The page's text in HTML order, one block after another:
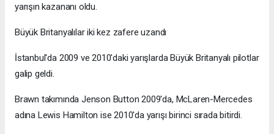
yarışın kazananı oldu.
Büyük Britanyalılar iki kez zafere uzandı
İstanbul'da 2009 ve 2010'daki yarışlarda Büyük Britanyalı pilotlar
galip geldi.
Brawn takımında Jenson Button 2009'da, McLaren-Mercedes
adına Lewis Hamilton ise 2010'da yarışı birinci sırada bitirdi.